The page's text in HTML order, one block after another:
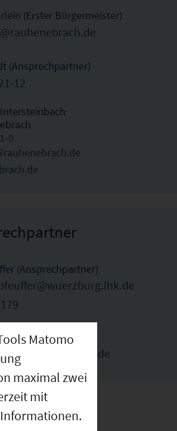
(Erster Bürgermeister)
(Ansprechpartner)
12
0
(Ansprechpartner)
Matomo
maximal zwei
mit